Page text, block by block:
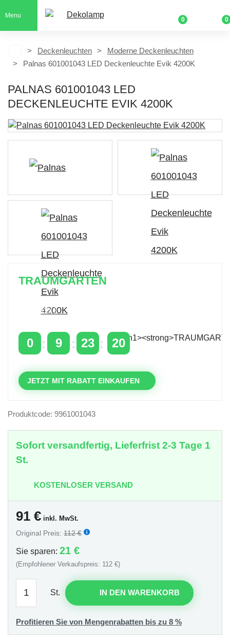
Menu
0 0
Deckenleuchten
Moderne Deckenleuchten
Palnas 601001043 LED Deckenleuchte Evik 4200K
PALNAS 601001043 LED
DECKENLEUCHTE EVIK 4200K
TRAUMGARTEN
über 400 €
0 9 23 20
JETZT MIT RABATT EINKAUFEN
Produktcode: 9961001043
Sofort versandfertig, Lieferfrist 2-3 Tage 1
St.
KOSTENLOSER VERSAND
91 € inkl. MwSt.
Original Preis: 112 €
Sie sparen: 21 €
(Empfohlener Verkaufspreis: 112 €)
St. IN DEN WARENKORB
Profitieren Sie von Mengenrabatten bis zu 8 %